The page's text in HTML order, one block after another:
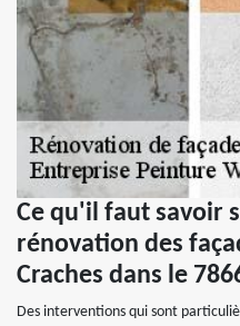
Ce qu'il faut savoir
rénovation des
Craches dans le
Des interventions qui sont